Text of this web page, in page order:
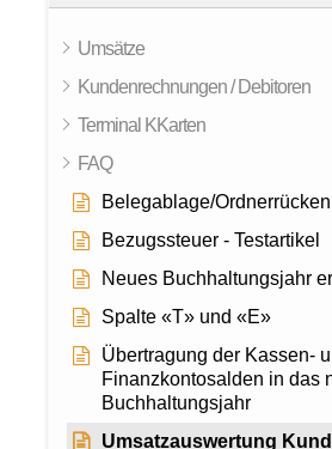
Umsätze
Kundenrechnungen / Debitoren
Terminal KKarten
FAQ
Belegablage/Ordnerrücken
Bezugssteuer - Testartikel
Neues Buchhaltungsjahr
Spalte «T» und «E»
Übertragung der Kassen-
Finanzkontosalden in das
Buchhaltungsjahr
Umsatzauswertung